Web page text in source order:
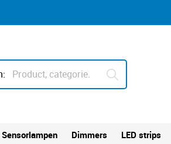
Sensorlampen Dimmers LED strips